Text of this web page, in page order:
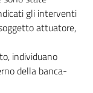
gli interventi
attuatore,
individuano
della banca-